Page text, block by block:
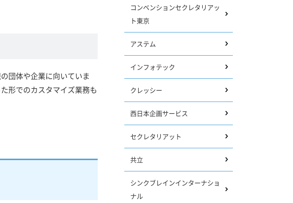
団体や企業に向いていま
形でのカスタマイズ業務も
コンベンションセクレタリアッ
ト東京
アステム
インフォテック
クレッシー
西日本企画サービス
セクレタリアット
共立
シンクブレインインターナショ
ナル